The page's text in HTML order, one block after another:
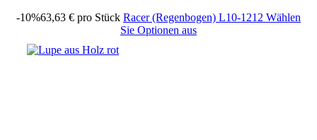
-10%63,63 € pro Stück Racer (Regenbogen) L10-1212 Wählen
Sie Optionen aus